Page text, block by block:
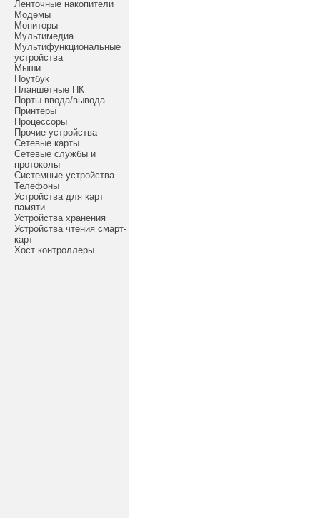
Ленточные накопители
Модемы
Мониторы
Мультимедиа
Мультифункциональные
устройства
Мыши
Ноутбук
Планшетные ПК
Порты ввода/вывода
Принтеры
Процессоры
Прочие устройства
Сетевые карты
Сетевые службы и
протоколы
Системные устройства
Телефоны
Устройства для карт
памяти
Устройства хранения
Устройства чтения смарт-
карт
Хост контроллеры